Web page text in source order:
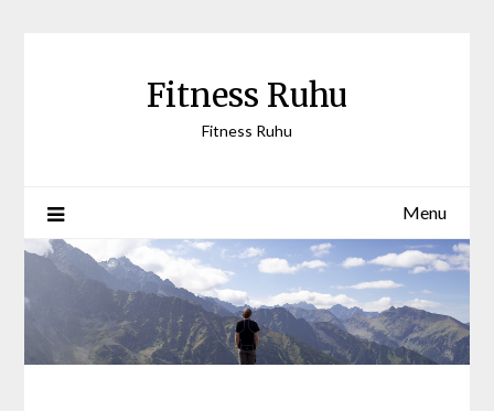
Fitness Ruhu
Fitness Ruhu
Menu